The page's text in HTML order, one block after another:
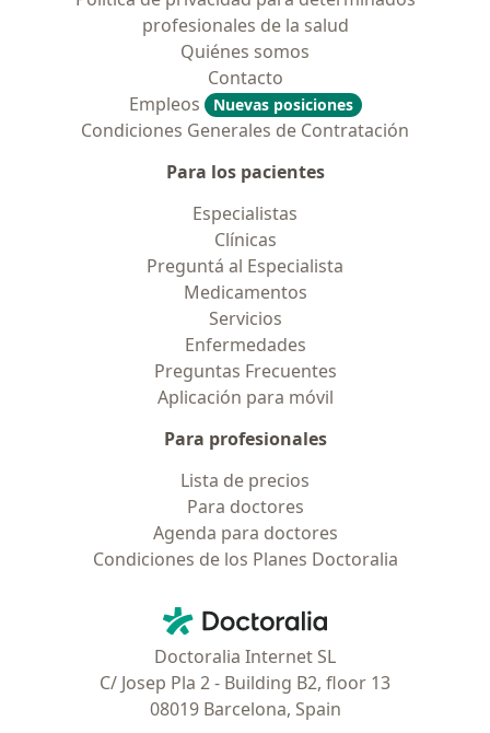
profesionales de la salud
Quiénes somos
Contacto
Empleos
Nuevas posiciones
Condiciones Generales de Contratación
Para los pacientes
Especialistas
Clínicas
Preguntá al Especialista
Medicamentos
Servicios
Enfermedades
Preguntas Frecuentes
Aplicación para móvil
Para profesionales
Lista de precios
Para doctores
Agenda para doctores
Condiciones de los Planes Doctoralia
Doctoralia - Página de inicio
Doctoralia Internet SL
C/ Josep Pla 2 - Building B2, floor 13
08019 Barcelona, Spain